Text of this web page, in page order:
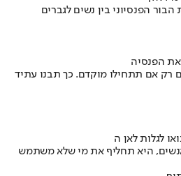
הפנסיוני בין נשים לגברים
את הפנסיה
רק אם תתחילו מוקדם. כך תבנו עתיד
היא תחליף את מי שלא משתמש